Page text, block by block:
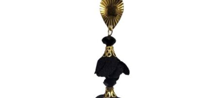
PENDIENTES LARGOS DE
COLOR NEGRO
15,00